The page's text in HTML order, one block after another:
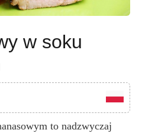
w soku
to nadzwyczaj